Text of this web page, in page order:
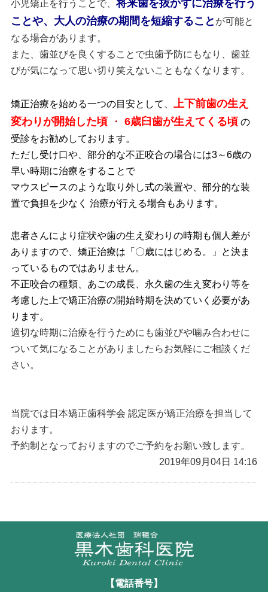
小児矯正を行うことで、将来歯を抜かずに治療を行う
ことや、大人の治療の期間を短縮すること が可能と
なる場合があります。
また、歯並びを良くすることで虫歯予防にもなり、歯並
びが気になって思い切り笑えないこともなくなります。
矯正治療を始める一つの目安として、 上下前歯の生え
変わりが開始した頃・ 6歳臼歯が生えてくる頃 の
受診をお勧めしており ます。
ただし受け口や、部分的な不正咬合の場合には3～6歳の
早い時期に治療をすることで
マウスピースのような取り外し式の装置や、部分的な装
置で負担を少なく 治療が行える場合もあります。
患者さんにより症状や歯の生え変わりの時期も個人差が
ありますので、矯正治療は「〇歳にはじめる。」と決ま
っているものではありません。
不正咬合の種類、あごの成長、永久歯の生え変わり等を
考慮した上で矯正治療の開始時期を決めていく必要があ
ります。
適切な時期に治療を行うためにも歯並びや噛み合わせに
ついて気になることがありましたらお気軽にご相談くだ
さい。
当院では日本矯正歯科学会 認定医が矯正治療を担当して
おります。
予約制となっておりますのでご予約をお願い致します。
2019年09月04日 14:16
【電話番号】